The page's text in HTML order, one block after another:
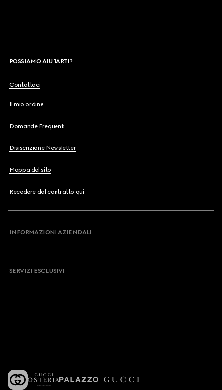
POSSIAMO AIUTARTI?
Contattaci
Il mio ordine
Domande Frequenti
Disiscrizione Newsletter
Mappa del sito
Recedere dal contratto qui
INFORMAZIONI AZIENDALI
SERVIZI ESCLUSIVI